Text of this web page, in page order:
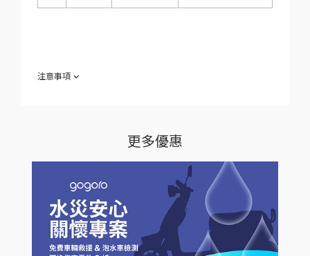
注意事項
人」），即視為同意接受本注意事項之規範；如不願同意本注意
事項之全部或一部份，請勿參加本活動。
【 全台道安講習指定合作駕訓班 】指清單內所附指定駕訓
班，詳細報名方法及課程內容，請依各駕訓班資訊為準。
補助名額有限，提醒參加人自行至各區監理所網站查詢或洽
鄰近監理所站詢問，或至政府道安講習指定合作駕訓班詢
問。敬請及早報名，避免補助名額用罄。
【 Gogoro 型速駕訓班 】指 Gogoro 簽約合作之指定駕訓
班，如表格【Gogoro 型速駕訓班】清單所列，其提供之免
更多優惠